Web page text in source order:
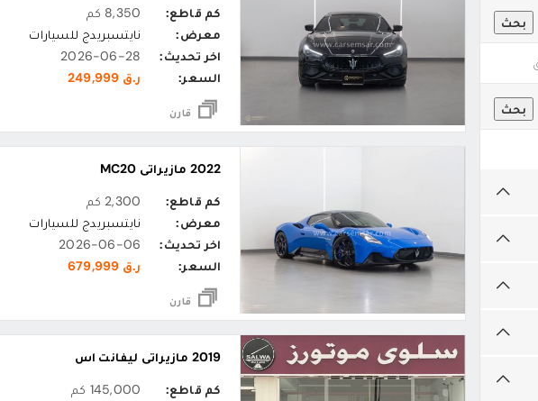
بحث
بحث
كم قاطع:
8,350 كم
معرض:
نايتسبريدج للسيارات
اخر تحديث:
2026-06-28
السعر:
ر.ق 249,999
قارن
2022 مازيراتي MC20
كم قاطع:
2,300 كم
معرض:
نايتسبريدج للسيارات
اخر تحديث:
2026-06-06
السعر:
ر.ق 679,999
قارن
2019 مازيراتي ليفانت اس
كم قاطع:
145,000 كم